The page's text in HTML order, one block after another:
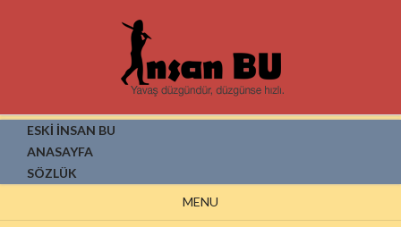
ESKİ İNSAN BU
ANASAYFA
SÖZLÜK
MENU